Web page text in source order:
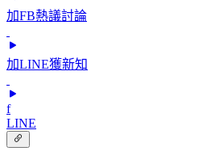
加FB熱議討論
加LINE獲新知
f
LINE